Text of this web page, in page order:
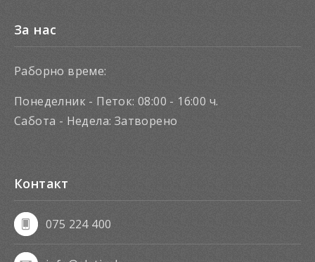
За нас
Раборно време:
Понеделник - Петок: 08:00 - 16:00 ч.
Сабота - Недела: Затворено
Контакт
075 224 400